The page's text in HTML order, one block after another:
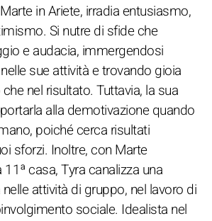
in Ariete, irradia entusiasmo,
Si nutre di sfide che
e audacia, immergendosi
sue attività e trovando gioia
nel risultato. Tuttavia, la sua
alla demotivazione quando
poiché cerca risultati
sforzi. Inoltre, con Marte
casa, Tyra canalizza una
attività di gruppo, nel lavoro di
sociale. Idealista nel